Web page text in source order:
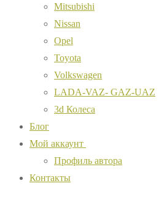
Mitsubishi
Nissan
Opel
Toyota
Volkswagen
LADA-VAZ- GAZ-UAZ
3d Колеса
Блог
Мой аккаунт
Профиль автора
Контакты